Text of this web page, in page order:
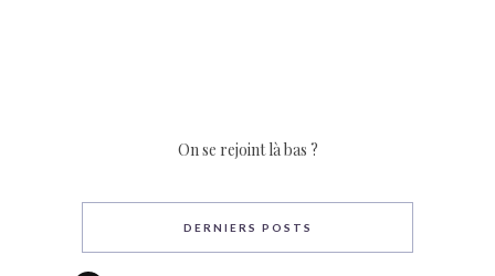
On se rejoint là bas ?
DERNIERS POSTS